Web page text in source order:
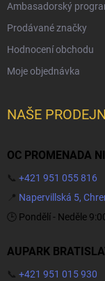
Ambasadorský
Prodávané značky
Hodnocení obchodu
Moje objednávka
NAŠE
OC PROMENADA
📞 +421 951 055 816
📍 Napervillská 5,
🕒 Pondělí - Neděle
AUPARK
📞 +421 951 015 930